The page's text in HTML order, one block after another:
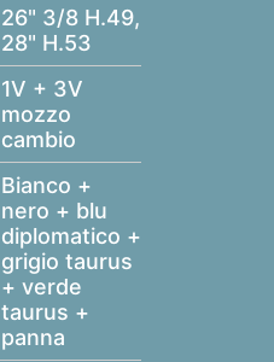
26" 3/8 H.49,
28" H.53
1V + 3V
mozzo
cambio
Bianco +
nero + blu
diplomatico +
grigio taurus
+ verde
taurus +
panna